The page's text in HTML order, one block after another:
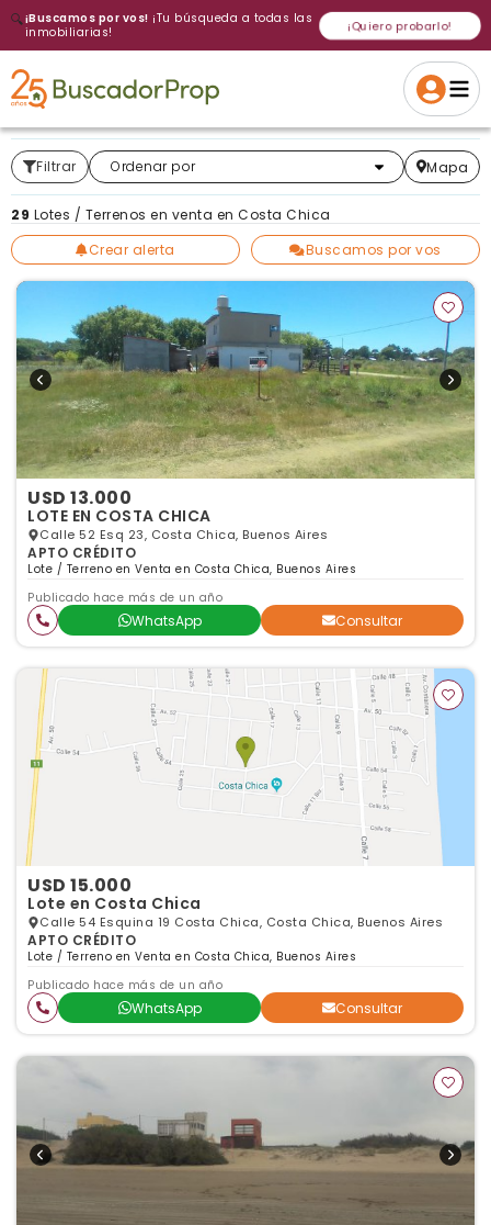
🔍¡Buscamos por vos! ¡Tu búsqueda a todas las
inmobiliarias!
¡Quiero probarlo!
Cancelar Si, eliminar
Gracias
Volver a intentar
Volver a intentarlo
Crear alerta
¡Si, enviar a todos!
Filtrar Ordenar por
Más relevantes Mapa
29 Lotes / Terrenos en venta en Costa Chica
Crear alerta
Buscamos por vos
USD 13.000
LOTE EN COSTA CHICA
Calle 52 Esq 23, Costa Chica, Buenos Aires
APTO CRÉDITO
Lote / Terreno en Venta en Costa Chica, Buenos Aires
Publicado hace más de un año
WhatsApp Consultar
USD 15.000
Lote en Costa Chica
Calle 54 Esquina 19 Costa Chica, Costa Chica, Buenos Aires
APTO CRÉDITO
Lote / Terreno en Venta en Costa Chica, Buenos Aires
Publicado hace más de un año
WhatsApp Consultar